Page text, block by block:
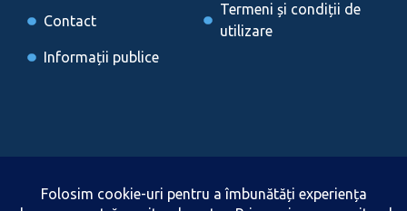
Contact
Informații publice
Termeni și condiții de
utilizare